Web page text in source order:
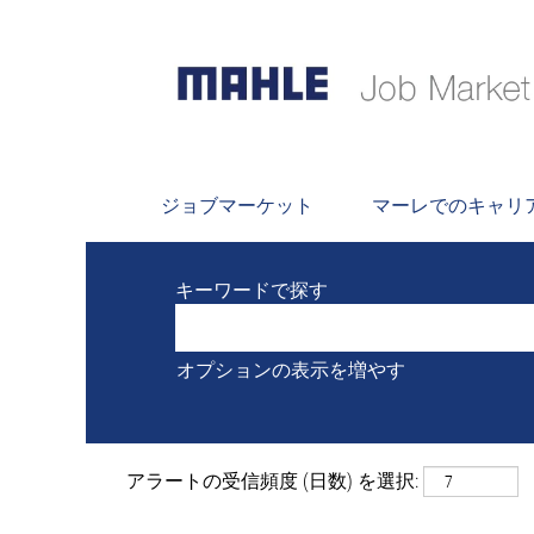
ジョブマーケット マーレでのキャリ
検
MAHLEが掲載した最新の 0 件の求人
キーワードで探す
オプションの表示を増やす
アラートの受信頻度 (日数) を選択: